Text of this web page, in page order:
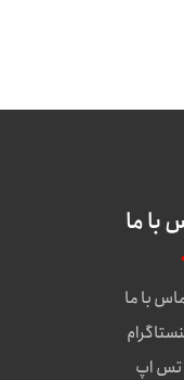
با ما
با ما
اپ